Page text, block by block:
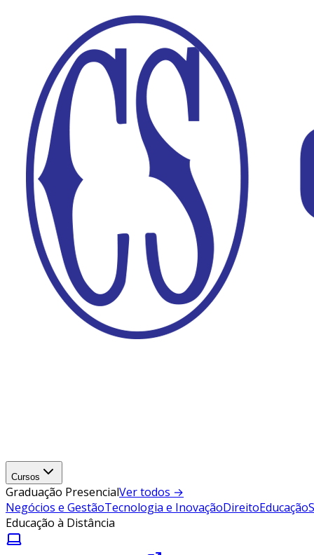
Cursos
Graduação PresencialVer todos →
Negócios e GestãoTecnologia e InovaçãoDireitoEducação
Educação à Distância